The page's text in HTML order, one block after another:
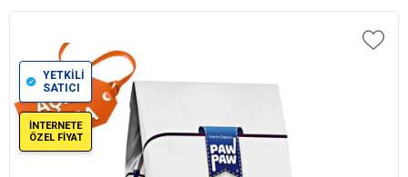
YETKİLİ
SATICI
İNTERNETE
ÖZEL FİYAT